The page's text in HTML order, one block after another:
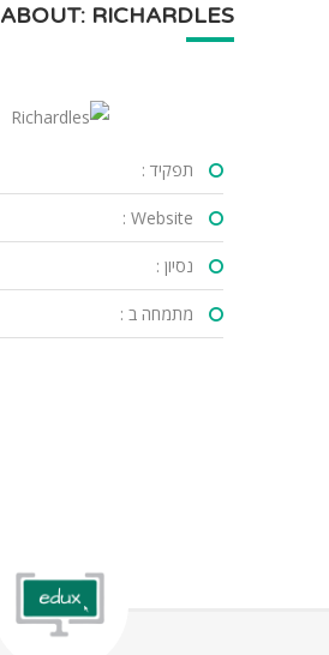
ABOUT: RICHARDLES
תפקיד :
Website :
נסיון :
מתמחה ב :